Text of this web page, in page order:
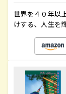
世界を４０年以
けする、人生を